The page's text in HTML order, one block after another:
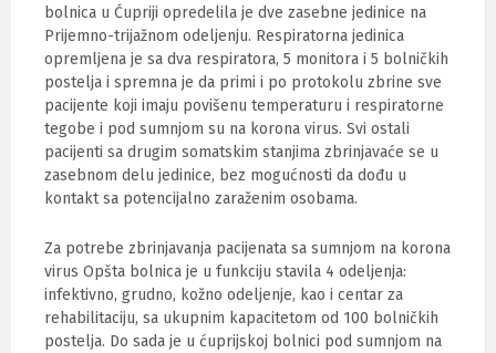
bolnica u Ćupriji opredelila je dve zasebne jedinice na
Prijemno-trijažnom odeljenju. Respiratorna jedinica
opremljena je sa dva respiratora, 5 monitora i 5 bolničkih
postelja i spremna je da primi i po protokolu zbrine sve
pacijente koji imaju povišenu temperaturu i respiratorne
tegobe i pod sumnjom su na korona virus. Svi ostali
pacijenti sa drugim somatskim stanjima zbrinjavaće se u
zasebnom delu jedinice, bez mogućnosti da dođu u
kontakt sa potencijalno zaraženim osobama.
Za potrebe zbrinjavanja pacijenata sa sumnjom na korona
virus Opšta bolnica je u funkciju stavila 4 odeljenja:
infektivno, grudno, kožno odeljenje, kao i centar za
rehabilitaciju, sa ukupnim kapacitetom od 100 bolničkih
postelja. Do sada je u ćuprijskoj bolnici pod sumnjom na